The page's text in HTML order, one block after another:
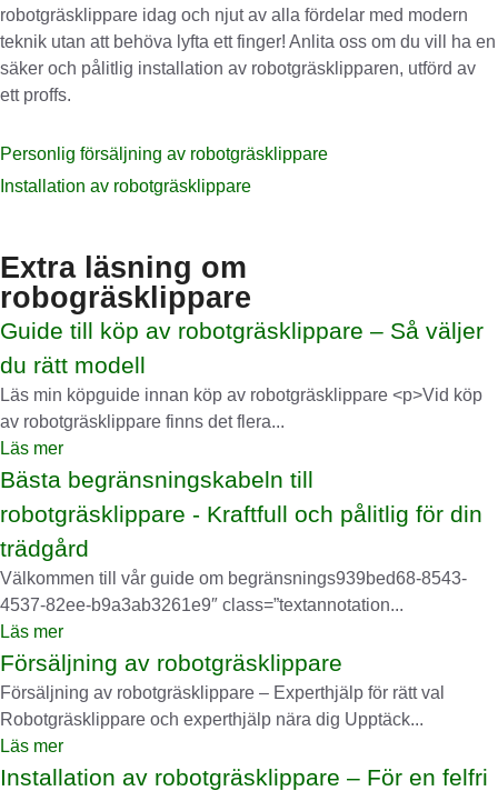
robotgräsklippare idag och njut av alla fördelar med modern
teknik utan att behöva lyfta ett finger! Anlita oss om du vill ha en
säker och pålitlig installation av robotgräsklipparen, utförd av
ett proffs.
Personlig försäljning av robotgräsklippare
Installation av robotgräsklippare
Extra läsning om
robogräsklippare
Guide till köp av robotgräsklippare – Så väljer
du rätt modell
Läs min köpguide innan köp av robotgräsklippare <p>Vid köp
av robotgräsklippare finns det flera...
Läs mer
Bästa begränsningskabeln till
robotgräsklippare - Kraftfull och pålitlig för din
trädgård
Välkommen till vår guide om begränsnings939bed68-8543-
4537-82ee-b9a3ab3261e9″ class=”textannotation...
Läs mer
Försäljning av robotgräsklippare
Försäljning av robotgräsklippare – Experthjälp för rätt val
Robotgräsklippare och experthjälp nära dig Upptäck...
Läs mer
Installation av robotgräsklippare – För en felfri